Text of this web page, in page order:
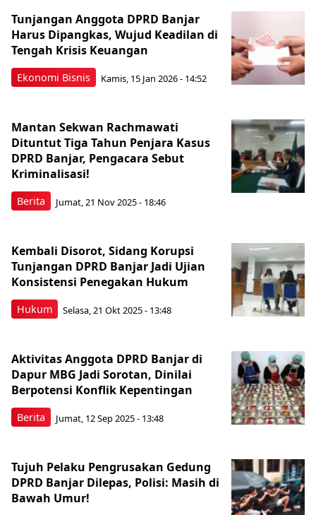
Ekonomi Bisnis
Tunjangan Anggota DPRD Banjar
Harus Dipangkas, Wujud Keadilan di
Tengah Krisis Keuangan
Kamis, 15 Jan 2026 - 14:52
Berita
Mantan Sekwan Rachmawati
Dituntut Tiga Tahun Penjara Kasus
DPRD Banjar, Pengacara Sebut
Kriminalisasi!
Jumat, 21 Nov 2025 - 18:46
Hukum
Kembali Disorot, Sidang Korupsi
Tunjangan DPRD Banjar Jadi Ujian
Konsistensi Penegakan Hukum
Selasa, 21 Okt 2025 - 13:48
Berita
Aktivitas Anggota DPRD Banjar di
Dapur MBG Jadi Sorotan, Dinilai
Berpotensi Konflik Kepentingan
Jumat, 12 Sep 2025 - 13:48
Tujuh Pelaku Pengrusakan Gedung
DPRD Banjar Dilepas, Polisi: Masih di
Bawah Umur!